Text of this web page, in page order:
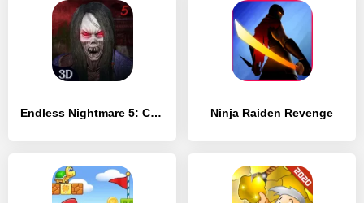
Endless Nightmare 5: Curse Ninja Raiden Revenge